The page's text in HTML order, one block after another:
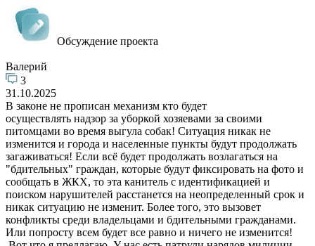
Обсуждение проекта
Валерий
3
31.10.2025
В законе не прописан механизм кто будет
осуществлять надзор за уборкой хозяевами за своими
питомцами во время выгула собак! Ситуация никак не
изменится и города и населенные пункты будут продолжать
загаживаться! Если всё будет продолжать возлагаться на
"бдительных" граждан, которые будут фиксировать на фото и
сообщать в ЖКХ, то эта канитель с идентификацией и
поиском нарушителей расстанется на неопределенный срок и
никак ситуацию не изменит. Более того, это вызовет
конфликты среди владельцами и бдительными гражданами.
Или попросту всем будет все равно и ничего не изменится!